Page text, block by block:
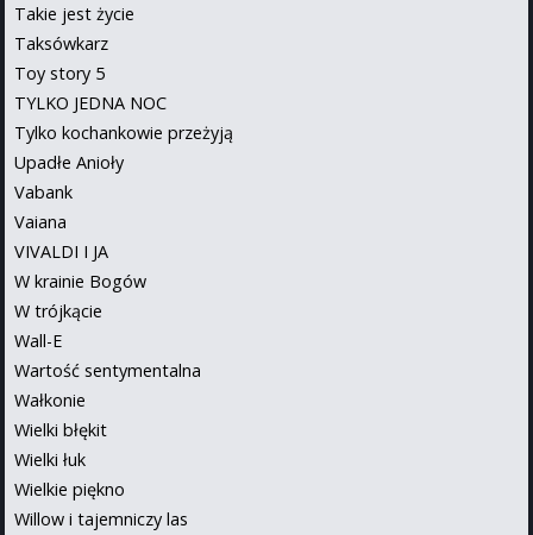
Takie jest życie
Taksówkarz
Toy story 5
TYLKO JEDNA NOC
Tylko kochankowie przeżyją
Upadłe Anioły
Vabank
Vaiana
VIVALDI I JA
W krainie Bogów
W trójkącie
Wall-E
Wartość sentymentalna
Wałkonie
Wielki błękit
Wielki łuk
Wielkie piękno
Willow i tajemniczy las